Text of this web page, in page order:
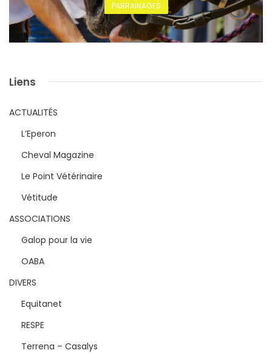
PARRAINAGES
Liens
ACTUALITÉS
L’Eperon
Cheval Magazine
Le Point Vétérinaire
Vétitude
ASSOCIATIONS
Galop pour la vie
OABA
DIVERS
Equitanet
RESPE
Terrena – Casalys